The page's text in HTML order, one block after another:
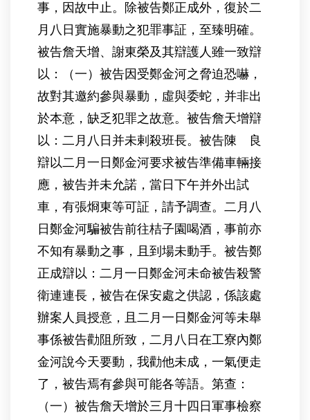
事，因故中止。除被告鄭正成外，復於二
月八日實施暴動之犯罪事証，至臻明確。
被告詹天增、謝東榮及其辯護人雖一致辯
以：（一）被告因受鄭金河之脅迫恐嚇，
故對其邀約參與暴動，虛與委蛇，并非出
於本意，缺乏犯罪之故意。被告詹天增辯
以：二月八日并未剌殺班長。被告陳 良
辯以二月一日鄭金河要求被告準備車輛接
應，被告并未允諾，當日下午并外出試
車，有張烱東等可証，請予調查。二月八
日鄭金河騙被告前往桔子園喝酒，事前亦
不知有暴動之事，且到場未動手。被告鄭
正成辯以：二月一日鄭金河未命被告殺警
衛連連長，被告在保安處之供認，係該處
辦案人員授意，且二月一日鄭金河等未舉
事係被告勸阻所致，二月八日在工寮內鄭
金河說今天要動，我勸他未成，一氣便走
了，被告焉有參與可能各等語。第查：
（一）被告詹天增於三月十四日軍事檢察